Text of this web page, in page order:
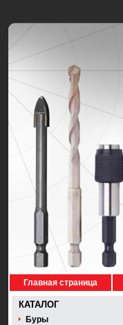
Главная страница
КАТАЛОГ
Буры